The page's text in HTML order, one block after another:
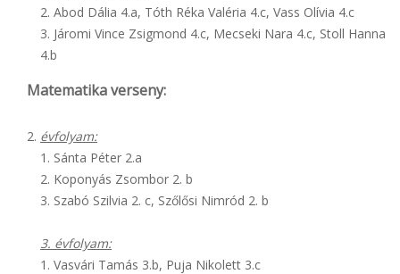
2. Abod Dália 4.a, Tóth Réka Valéria 4.c, Vass Olívia 4.c
3. Járomi Vince Zsigmond 4.c, Mecseki Nara 4.c, Stoll Hanna
4.b
Matematika verseny:
évfolyam:
1. Sánta Péter 2.a
2. Koponyás Zsombor 2. b
3. Szabó Szilvia 2. c, Szőlősi Nimród 2. b
3. évfolyam:
1. Vasvári Tamás 3.b, Puja Nikolett 3.c